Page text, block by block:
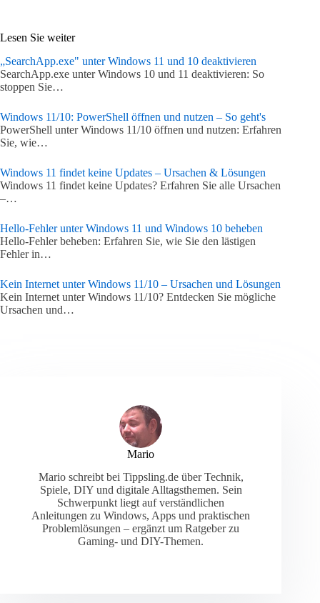
Lesen Sie weiter
„SearchApp.exe" unter Windows 11 und 10 deaktivieren
SearchApp.exe unter Windows 10 und 11 deaktivieren: So
stoppen Sie…
Windows 11/10: PowerShell öffnen und nutzen – So geht's
PowerShell unter Windows 11/10 öffnen und nutzen: Erfahren
Sie, wie…
Windows 11 findet keine Updates – Ursachen & Lösungen
Windows 11 findet keine Updates? Erfahren Sie alle Ursachen
–…
Hello-Fehler unter Windows 11 und Windows 10 beheben
Hello-Fehler beheben: Erfahren Sie, wie Sie den lästigen
Fehler in…
Kein Internet unter Windows 11/10 – Ursachen und Lösungen
Kein Internet unter Windows 11/10? Entdecken Sie mögliche
Ursachen und…
Mario
Mario schreibt bei Tippsling.de über Technik,
Spiele, DIY und digitale Alltagsthemen. Sein
Schwerpunkt liegt auf verständlichen
Anleitungen zu Windows, Apps und praktischen
Problemlösungen – ergänzt um Ratgeber zu
Gaming- und DIY-Themen.